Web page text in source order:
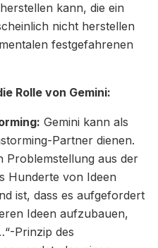
kann, die ein
nicht herstellen
festgefahrenen
Rolle von Gemini:
Gemini kann als
Partner dienen.
Problemstellung aus der
Hunderte von Ideen
ist, dass es aufgefordert
Ideen aufzubauen,
Prinzip des